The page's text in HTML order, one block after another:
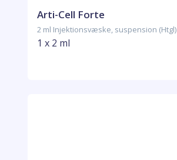
Arti-Cell Forte
2 ml Injektionsvæske, suspension (Htgl)
1 x 2 ml